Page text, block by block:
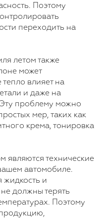
Поэтому
переходить на
летом также
может
влияет на
и даже на
Эту проблему можно
мер, таких как
крема, тонировка
являются технические
автомобиле.
жидкость и
должны терять
Поэтому